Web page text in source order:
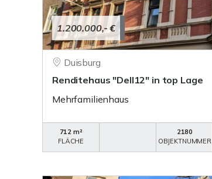
1.200.000,- €
Duisburg
Renditehaus "Dell12" in top Lage
Mehrfamilienhaus
712 m²
FLÄCHE
2180
OBJEKTNUMMER